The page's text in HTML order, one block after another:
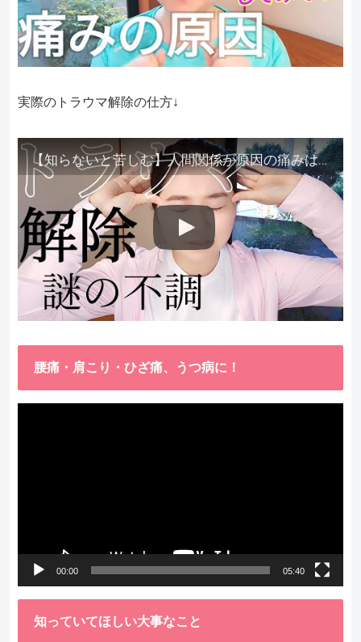
実際のトラウマ解除の仕方↓
【知らないと苦しむ】人間関係が原因の痛みはトラウマ解除が必須。病院に行っても原因不明で治らない不調はこれをしてからケアしてみてください。
腰痛・肩こり・ひざ痛、うつ病に！
00:00 05:40
知っていてほしい大事なこと